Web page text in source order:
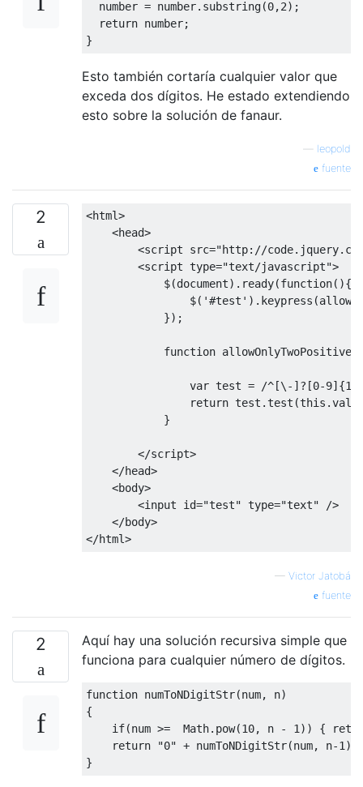
  number
= number. substring(0,2);
return number;
}
Esto también cortaría cualquier valor que
exceda dos dígitos. He estado extendiendo
esto sobre la solución de fanaur.
leopold
fuente
2 <html>
<head>
<script src="http://
<script type="text/javascript">
            $
(document). ready(function(){
                $
( '#test' ). keypress (
});
function
var test =
/^[\-]?[0-
return test .test (this .
}
</script>
</head>
<body>
<input id="test" type="text"
/>
</body>
</html>
— Victor Jatobá
fuente
2
Aquí hay una solución recursiva simple que
funciona para cualquier número de dígitos.
function numToNDigitStr(num, n)
{
if(num >= Math. pow(10, n - 1 )) {
return
"0" + numToNDigitStr(num, n-1 );
}